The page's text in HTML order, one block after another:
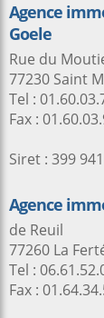
Agence
Goele
Rue du
77230 Saint
Tel :
Fax :
Siret : 399
Agence
de Reuil
77260 La
Tel :
Fax :